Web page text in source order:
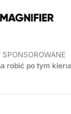
SPONSOROWANE
robić po tym